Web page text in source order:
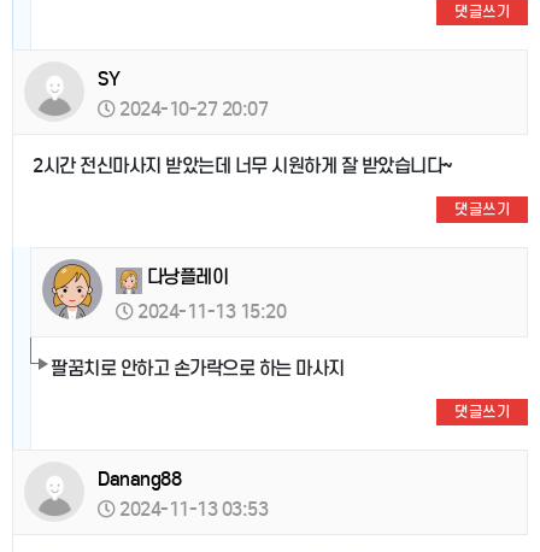
댓글쓰기
SY
2024-10-27 20:07
2시간 전신마사지 받았는데 너무 시원하게 잘 받았습니다~
댓글쓰기
다낭플레이
2024-11-13 15:20
팔꿈치로 안하고 손가락으로 하는 마사지
댓글쓰기
Danang88
2024-11-13 03:53